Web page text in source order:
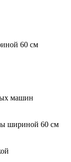
60 см
машин
шириной 60 см